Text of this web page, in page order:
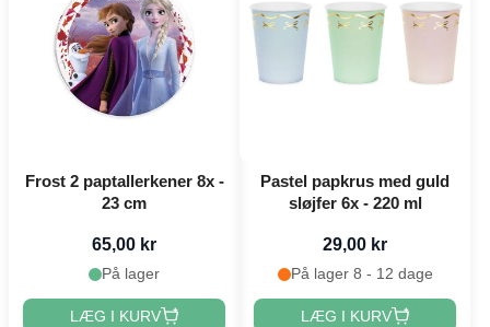
Frost 2 paptallerkener 8x -
23 cm
65,00 kr
På lager
LÆG I KURV
Pastel papkrus med guld
sløjfer 6x - 220 ml
29,00 kr
På lager 8 - 12 dage
LÆG I KURV